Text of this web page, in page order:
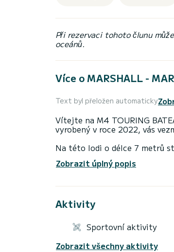
Při rezervaci tohoto člunu
oceánů.
Více o MARSHALL -
Text byl přeložen automaticky
Vítejte na M4 TOURING
vyrobený v roce 2022, vás
Na této lodi o délce 7 metrů
Zobrazit úplný popis
Aktivity
Sportovní aktivity
Zobrazit všechny aktivity